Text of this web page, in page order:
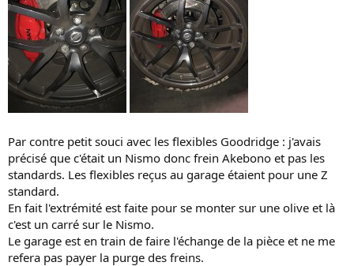
Par contre petit souci avec les flexibles Goodridge : j'avais
précisé que c'était un Nismo donc frein Akebono et pas les
standards. Les flexibles reçus au garage étaient pour une Z
standard.
En fait l'extrémité est faite pour se monter sur une olive et là
c'est un carré sur le Nismo.
Le garage est en train de faire l'échange de la pièce et ne me
refera pas payer la purge des freins.